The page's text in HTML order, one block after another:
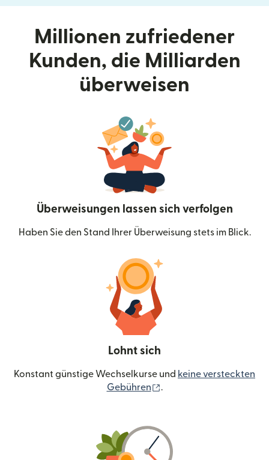
Millionen zufriedener
Kunden, die Milliarden
überweisen
Überweisungen lassen sich verfolgen
Haben Sie den Stand Ihrer Überweisung stets im Blick.
Lohnt sich
Konstant günstige Wechselkurse und keine versteckten
Gebühren
.